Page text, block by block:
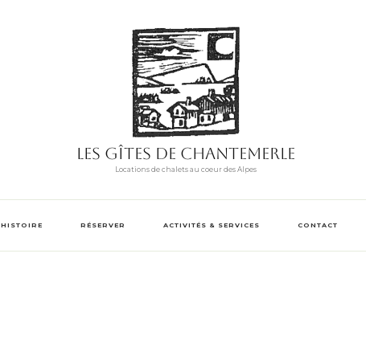
Les Gîtes de Chantemerle
Locations de chalets au coeur des Alpes
HISTOIRE RÉSERVER ACTIVITÉS & SERVICES CONTACT